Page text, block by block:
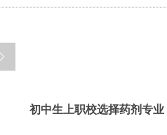
初中生上职校选择药剂专